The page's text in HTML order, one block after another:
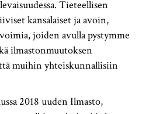
Tieteellisen
kansalaiset ja avoin,
joiden avulla pystymme
ilmastonmuutoksen
muihin yhteiskunnallisiin
2018 uuden Ilmasto,